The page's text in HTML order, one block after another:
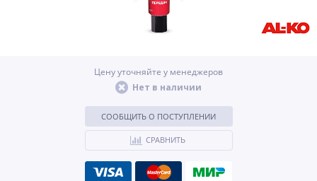
Цену уточняйте у менеджеров
Нет в наличии
СООБЩИТЬ О ПОСТУПЛЕНИИ
СРАВНИТЬ